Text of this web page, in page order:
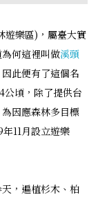
遊樂區)，屬臺大實
何這裡叫做溪頭
此便有了這個名
公頃，除了提供台
因應森林多目標
11月設立遊樂
，遍植杉木、柏